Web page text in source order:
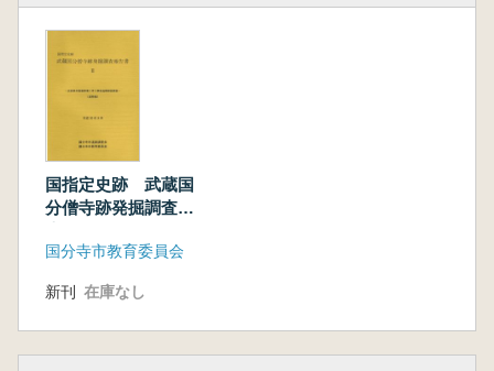
国指定史跡 武蔵国
分僧寺跡発掘調査報
国分寺市教育委員会
新刊 在庫なし